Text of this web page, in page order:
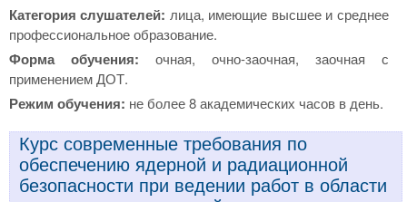
Категория слушателей: лица, имеющие высшее и среднее
профессиональное образование.
Форма обучения: очная, очно-заочная, заочная с
применением ДОТ.
Режим обучения: не более 8академических часов в день.
Курс современные требования по
обеспечению ядерной и радиационной
безопасности при ведении работ в области